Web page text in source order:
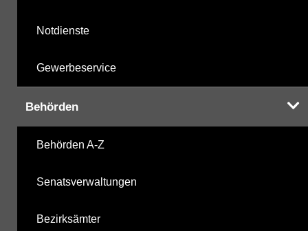
Notdienste
Gewerbeservice
Behörden
Behörden A-Z
Senatsverwaltungen
Bezirksämter